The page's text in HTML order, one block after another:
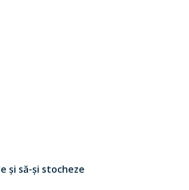
și să-și stocheze